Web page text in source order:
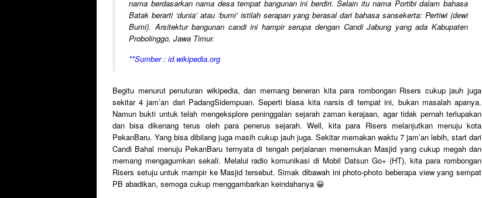
nama berdasarkan nama desa tempat bangunan ini berdiri. Selain itu nama Portibi dalam bahasa
Batak berarti ‘dunia’ atau ‘bumi’ istilah serapan yang berasal dari bahasa sansekerta: Pertiwi (dewi
Bumi). Arsitektur bangunan candi ini hampir serupa dengan Candi Jabung yang ada Kabupaten
Probolinggo, Jawa Timur.
**Sumber : id.wikipedia.org
Begitu menurut penuturan wikipedia, dan memang beneran kita para rombongan Risers cukup jauh juga
sekitar 4 jam’an dari PadangSidempuan. Seperti biasa kita narsis di tempat ini, bukan masalah apanya.
Namun bukti untuk telah mengeksplore peninggalan sejarah zaman kerajaan, agar tidak pernah terlupakan
dan bisa dikenang terus oleh para penerus sejarah. Well, kita para Risers melanjutkan menuju kota
PekanBaru. Yang bisa dibilang juga masih cukup jauh juga. Sekitar memakan waktu 7 jam’an lebih, start dari
Candi Bahal menuju PekanBaru ternyata di tengah perjalanan menemukan Masjid yang cukup megah dan
memang mengagumkan sekali. Melalui radio komunikasi di Mobil Datsun Go+ (HT), kita para rombongan
Risers setuju untuk mampir ke Masjid tersebut. Simak dibawah ini photo-photo beberapa view yang sempat
PB abadikan, semoga cukup menggambarkan keindahanya 😀